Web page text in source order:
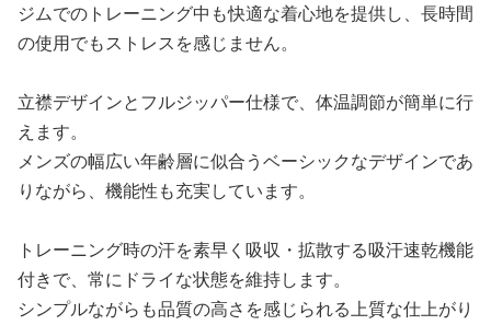
ジムでのトレーニング中も快適な着心地を提供し、長時間
の使用でもストレスを感じません。
立襟デザインとフルジッパー仕様で、体温調節が簡単に行
えます。
メンズの幅広い年齢層に似合うベーシックなデザインであ
りながら、機能性も充実しています。
トレーニング時の汗を素早く吸収・拡散する吸汗速乾機能
付きで、常にドライな状態を維持します。
シンプルながらも品質の高さを感じられる上質な仕上がり